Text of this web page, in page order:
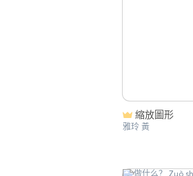
縮放圖形
雅玲 黃